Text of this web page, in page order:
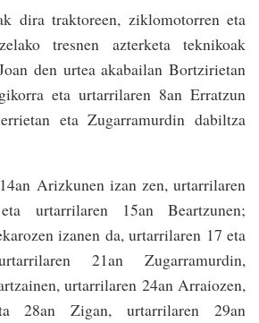
dira traktoreen, ziklomotorren eta
tresnen azterketa teknikoak
den urtea akabailan Bortzirietan
eta urtarrilaren 8an Erratzun
eta Zugarramurdin dabiltza
Arizkunen izan zen, urtarrilaren
urtarrilaren 15an Beartzunen;
izanen da, urtarrilaren 17 eta
21an Zugarramurdin,
urtarrilaren 24an Arraiozen,
28an Zigan, urtarrilaren 29an